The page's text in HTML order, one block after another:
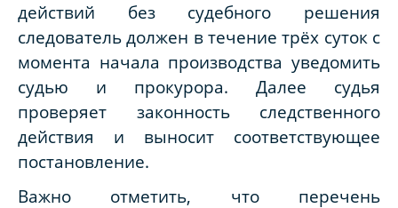
действий без судебного решения
следователь должен в течение трёх суток с
момента начала производства уведомить
судью и прокурора. Далее судья
проверяет законность следственного
действия и выносит соответствующее
постановление.
Важно отметить, что перечень